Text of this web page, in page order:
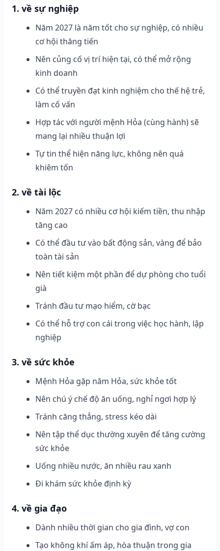
1. về sự nghiệp
Năm 2027 là năm tốt cho sự nghiệp, có nhiều
cơ hội thăng tiến
Nên củng cố vị trí hiện tại, có thể mở rộng
kinh doanh
Có thể truyền đạt kinh nghiệm cho thế hệ trẻ,
làm cố vấn
Hợp tác với người mệnh Hỏa (cùng hành) sẽ
mang lại nhiều thuận lợi
Tự tin thể hiện năng lực, không nên quá
khiêm tốn
2. về tài lộc
Năm 2027 có nhiều cơ hội kiếm tiền, thu nhập
tăng cao
Có thể đầu tư vào bất động sản, vàng để bảo
toàn tài sản
Nên tiết kiệm một phần để dự phòng cho tuổi
già
Tránh đầu tư mạo hiểm, cờ bạc
Có thể hỗ trợ con cái trong việc học hành, lập
nghiệp
3. về sức khỏe
Mệnh Hỏa gặp năm Hỏa, sức khỏe tốt
Nên chú ý chế độ ăn uống, nghỉ ngơi hợp lý
Tránh căng thẳng, stress kéo dài
Nên tập thể dục thường xuyên để tăng cường
sức khỏe
Uống nhiều nước, ăn nhiều rau xanh
Đi khám sức khỏe định kỳ
4. về gia đạo
Dành nhiều thời gian cho gia đình, vợ con
Tạo không khí ấm áp, hòa thuận trong gia